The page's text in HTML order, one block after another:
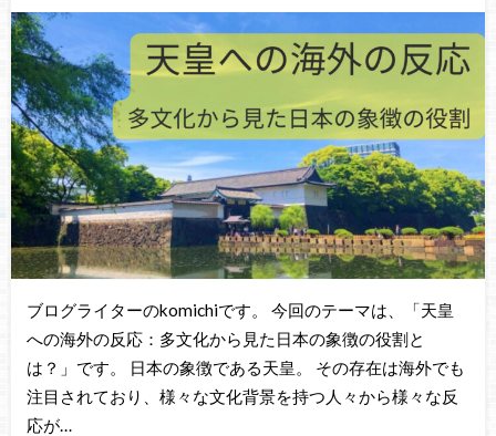
ブログライターのkomichiです。 今回のテーマは、「天皇
への海外の反応：多文化から見た日本の象徴の役割と
は？」です。 日本の象徴である天皇。 その存在は海外でも
注目されており、様々な文化背景を持つ人々から様々な反
応が…